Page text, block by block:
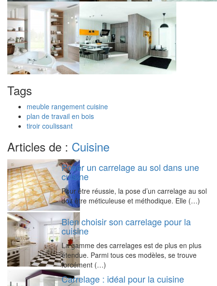
Tags
meuble rangement cuisine
plan de travail en bois
tiroir coulissant
Articles de : Cuisine
Poser un carrelage au sol dans une
cuisine
Pour être réussie, la pose d’un carrelage au sol
doit être méticuleuse et méthodique. Elle (…)
Bien choisir son carrelage pour la
cuisine
La gamme des carrelages est de plus en plus
étendue. Parmi tous ces modèles, se trouve
forcément (…)
Carrelage : idéal pour la cuisine